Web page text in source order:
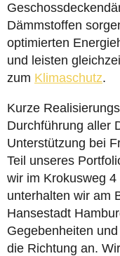
Dämmstoffen
optimierten
und leisten
zum Klimaschutz.
Kurze
Durchführung aller
Unterstützung bei
Teil unseres
wir im Krokusweg
unterhalten wir am
Hansestadt
Gegebenheiten
die Richtung an.